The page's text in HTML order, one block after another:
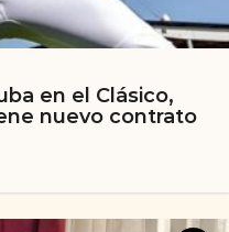
en el Clásico,
nuevo contrato